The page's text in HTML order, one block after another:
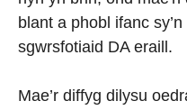
blant a phobl ifanc
sgwrsfotiaid DA eraill.
Mae’r diffyg dilysu